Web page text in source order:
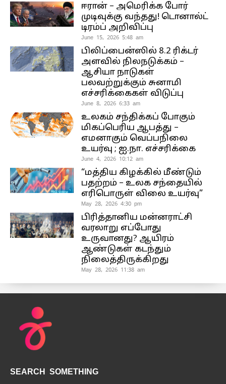
ஈரான் – அமெரிக்க போர்
முடிவுக்கு வந்தது! டொனால்ட்
டிரம்ப் அறிவிப்பு
June 15, 2026 5:48 am
பிலிப்பைன்ஸில் 8.2 ரிக்டர்
அளவில் நிலநடுக்கம் –
ஆசியா நாடுகள்
பலவற்றுக்கும் சுனாமி
எச்சரிக்கைகள் விடுப்பு
June 8, 2026 6:33 am
உலகம் சந்திக்கப் போகும்
மிகப்பெரிய ஆபத்து –
எமனாகும் வெப்பநிலை
உயர்வு ; ஐ.நா. எச்சரிக்கை
June 4, 2026 10:12 am
“மத்திய கிழக்கில் மீண்டும்
பதற்றம் – உலக சந்தையில்
எரிபொருள் விலை உயர்வு”
May 28, 2026 4:30 pm
பிரித்தானிய மன்னராட்சி
வரலாறு எப்போது
உருவானது? ஆயிரம்
ஆண்டுகள் கடந்தும்
நிலைத்திருக்கிறது
May 28, 2026 11:38 am
SEARCH SOMETHING